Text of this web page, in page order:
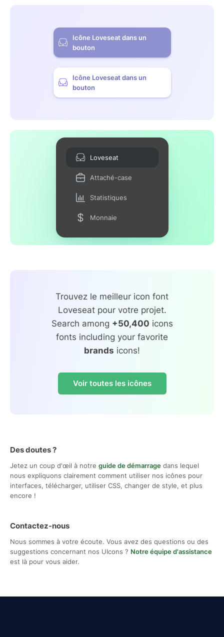
Icône Loveseat dans un
bouton
Icône Loveseat dans un
bouton
Loveseat
Attaché-case
Statistiques
Monnaie
Trouvez le meilleur icon font
Loveseat pour votre projet.
Search among +50,400 icons
fonts including your favorite
brands icons!
Voir toutes les icônes
Des doutes ?
Jetez un coup d'œil à notre guide de démarrage dans lequel
nous expliquons clairement comment utiliser nos icônes pour
interfaces, télécharger, utiliser CSS, changer de style, et plus
encore !
Contactez-nous
Nous sommes à votre écoute. Vous avez des questions ou des
suggestions concernant nos UIcons ? Notre équipe d'assistance
est là pour vous aider.